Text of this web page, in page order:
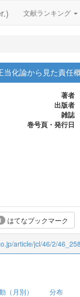
文献ランキング
当化論から見た責任
著者
出版者
雑誌
巻号頁・発行日
はてなブックマーク
article/jcl/46/2/
（月別） 分布